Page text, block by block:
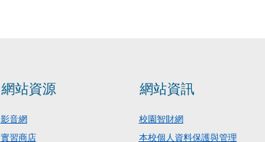
網站資源
影音網
實習商店
網站資訊
校園智財網
本校個人資料保護與管理